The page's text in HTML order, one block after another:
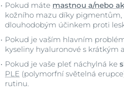
Pokud máte mastnou a/nebo
kožního mazu díky pigmentům,
dlouhodobým účinkem proti
Pokud je vaším hlavním
kyseliny hyaluronové s
Pokud je vaše pleť náchylná ke
PLE (polymorfní světelná
rutinu.